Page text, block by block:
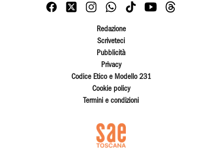
Redazione
Scriveteci
Pubblicità
Privacy
Codice Etico e Modello 231
Cookie policy
Termini e condizioni